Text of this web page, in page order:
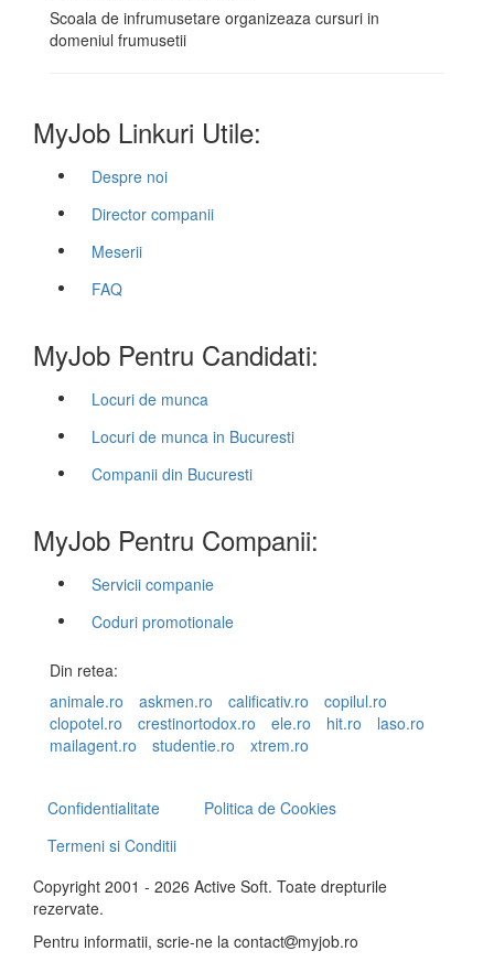
Scoala de infrumusetare organizeaza cursuri in
domeniul frumusetii
MyJob Linkuri Utile:
Despre noi
Director companii
Meserii
FAQ
MyJob Pentru Candidati:
Locuri de munca
Locuri de munca in Bucuresti
Companii din Bucuresti
MyJob Pentru Companii:
Servicii companie
Coduri promotionale
Din retea:
animale.ro
askmen.ro calificativ.ro
copilul.ro
clopotel.ro
crestinortodox.ro ele.ro hit.ro
laso.ro
mailagent.ro
studentie.ro xtrem.ro
Confidentialitate
Politica de Cookies
Termeni si Conditii
Copyright 2001 - 2026 Active Soft. Toate drepturile
rezervate.
Pentru informatii, scrie-ne la contact myjob.ro